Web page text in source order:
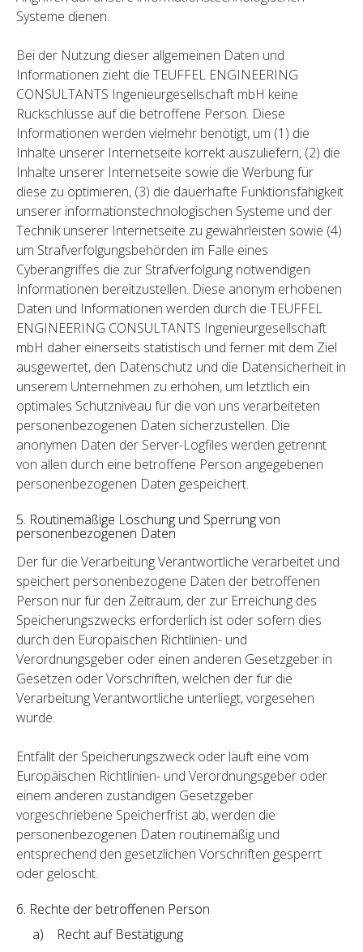
Systeme dienen.
Bei der Nutzung dieser allgemeinen Daten und
Informationen zieht die TEUFFEL ENGINEERING
CONSULTANTS Ingenieurgesellschaft mbH keine
Rückschlüsse auf die betroffene Person. Diese
Informationen werden vielmehr benötigt, um (1) die
Inhalte unserer Internetseite korrekt auszuliefern, (2) die
Inhalte unserer Internetseite sowie die Werbung für
diese zu optimieren, (3) die dauerhafte Funktionsfähigkeit
unserer informationstechnologischen Systeme und der
Technik unserer Internetseite zu gewährleisten sowie (4)
um Strafverfolgungsbehörden im Falle eines
Cyberangriffes die zur Strafverfolgung notwendigen
Informationen bereitzustellen. Diese anonym erhobenen
Daten und Informationen werden durch die TEUFFEL
ENGINEERING CONSULTANTS Ingenieurgesellschaft
mbH daher einerseits statistisch und ferner mit dem Ziel
ausgewertet, den Datenschutz und die Datensicherheit in
unserem Unternehmen zu erhöhen, um letztlich ein
optimales Schutzniveau für die von uns verarbeiteten
personenbezogenen Daten sicherzustellen. Die
anonymen Daten der Server-Logfiles werden getrennt
von allen durch eine betroffene Person angegebenen
personenbezogenen Daten gespeichert.
5. Routinemäßige Löschung und Sperrung von
personenbezogenen Daten
Der für die Verarbeitung Verantwortliche verarbeitet und
speichert personenbezogene Daten der betroffenen
Person nur für den Zeitraum, der zur Erreichung des
Speicherungszwecks erforderlich ist oder sofern dies
durch den Europäischen Richtlinien- und
Verordnungsgeber oder einen anderen Gesetzgeber in
Gesetzen oder Vorschriften, welchen der für die
Verarbeitung Verantwortliche unterliegt, vorgesehen
wurde.
Entfällt der Speicherungszweck oder läuft eine vom
Europäischen Richtlinien- und Verordnungsgeber oder
einem anderen zuständigen Gesetzgeber
vorgeschriebene Speicherfrist ab, werden die
personenbezogenen Daten routinemäßig und
entsprechend den gesetzlichen Vorschriften gesperrt
oder gelöscht.
6. Rechte der betroffenen Person
a) Recht auf Bestätigung